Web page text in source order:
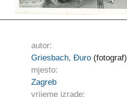
autor:
Griesbach, Đuro(fotograf)
mjesto:
Zagreb
vrijeme izrade: